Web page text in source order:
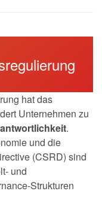
hat das
Unternehmen zu
.
und die
(CSRD) sind
und
Strukturen